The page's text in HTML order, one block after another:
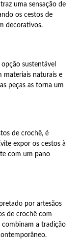
uma sensação de
os cestos de
decorativos.
sustentável
materiais naturais e
peças as torna um
de crochê, é
expor os cestos à
com um pano
por artesãos
de crochê com
combinam a tradição